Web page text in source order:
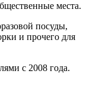
места.
посуды,
и прочего для
с 2008 года.